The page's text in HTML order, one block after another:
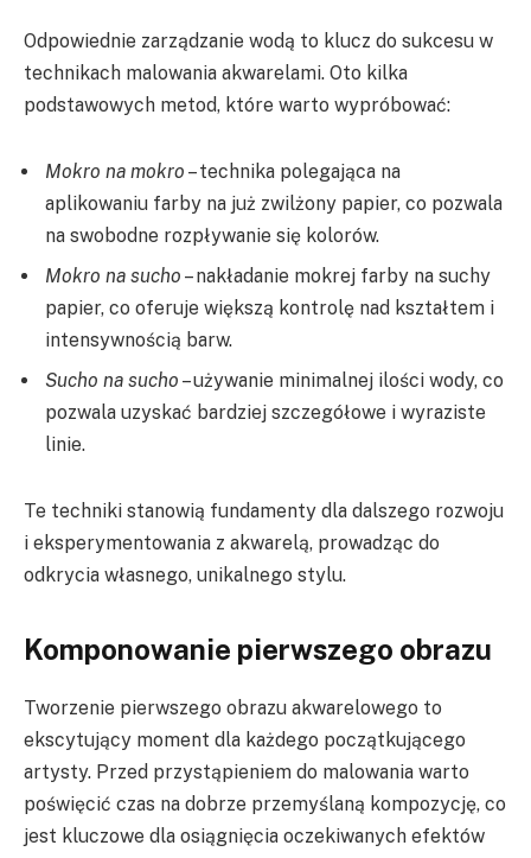
Odpowiednie zarządzanie wodą to klucz do sukcesu w
technikach malowania akwarelami. Oto kilka
podstawowych metod, które warto wypróbować:
Mokro na mokro – technika polegająca na
aplikowaniu farby na już zwilżony papier, co pozwala
na swobodne rozpływanie się kolorów.
Mokro na sucho – nakładanie mokrej farby na suchy
papier, co oferuje większą kontrolę nad kształtem i
intensywnością barw.
Sucho na sucho – używanie minimalnej ilości wody, co
pozwala uzyskać bardziej szczegółowe i wyraziste
linie.
Te techniki stanowią fundamenty dla dalszego rozwoju
i eksperymentowania z akwarelą, prowadząc do
odkrycia własnego, unikalnego stylu.
Komponowanie pierwszego obrazu
Tworzenie pierwszego obrazu akwarelowego to
ekscytujący moment dla każdego początkującego
artysty. Przed przystąpieniem do malowania warto
poświęcić czas na dobrze przemyślaną kompozycję, co
jest kluczowe dla osiągnięcia oczekiwanych efektów